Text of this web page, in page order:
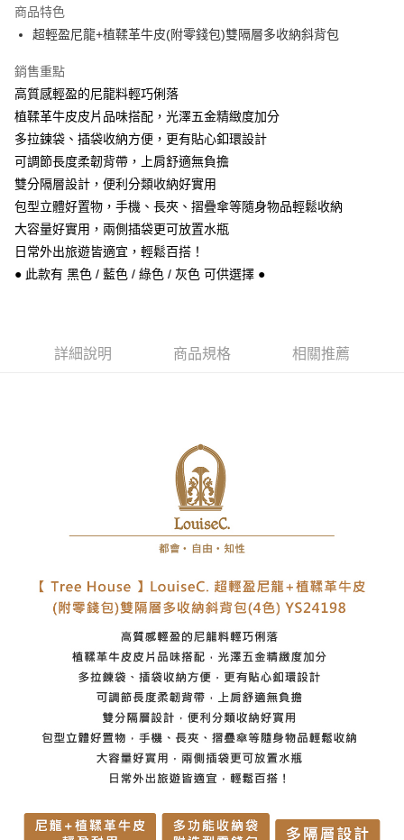
合作金庫商業銀行
華南商業銀行
彰化商業銀行
國泰世華商業銀行
臺灣中小企業銀行
匯豐（台灣）商業銀行
華泰商業銀行
聯邦商業銀行
遠東國際商業銀行
元大商業銀行
永豐商業銀行
台新國際商業銀行
台灣樂天信用卡公司
6 期 0 利率 每期
華南商業銀行
上海商業儲蓄銀行
國泰世華商業銀行
臺灣中小企業銀行
台中商業銀行
匯豐（台灣）商業銀行
華泰商業銀行
聯邦商業銀行
遠東國際商業銀行
元大商業銀行
玉山商業銀行
星展（台灣）商業銀行
台新國際商業銀行
中國信託商業銀行
台灣樂天信用卡公司
Apple Pay
悠遊付
Google Pay
ATM付款
運送方式
全家取貨付款
每筆NT$60，滿NT$1,000(含以上)免運費
每筆NT$60，滿NT$1,000(含以上)免運費
每筆NT$80，滿NT$1,000(含以上)免運費
商品特色
超輕盈尼龍+植鞣革牛皮(附零錢包)雙隔層多收納斜背包
銷售重點
高質感輕盈的尼龍料輕巧俐落
植鞣革牛皮皮片品味搭配，光澤五金精緻度加分
多拉鍊袋、插袋收納方便，更有貼心釦環設計
可調節長度柔韌背帶，上肩舒適無負擔
雙分隔層設計，便利分類收納好實用
包型立體好置物，手機、長夾、摺疊傘等隨身物品輕鬆收納
大容量好實用，兩側插袋更可放置水瓶
日常外出旅遊皆適宜，輕鬆百搭！
● 此款有 黑色 / 藍色 / 綠色 / 灰色 可供選擇 ●
詳細說明 商品規格 相關推薦